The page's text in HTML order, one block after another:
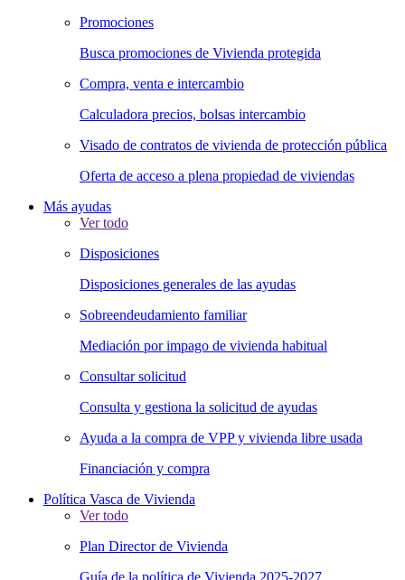
Promociones
Busca promociones de Vivienda protegida
Compra, venta e intercambio
Calculadora precios, bolsas intercambio
Visado de contratos de vivienda de protección pública
Oferta de acceso a plena propiedad de viviendas
Más ayudas
Ver todo
Disposiciones
Disposiciones generales de las ayudas
Sobreendeudamiento familiar
Mediación por impago de vivienda habitual
Consultar solicitud
Consulta y gestiona la solicitud de ayudas
Ayuda a la compra de VPP y vivienda libre usada
Financiación y compra
Política Vasca de Vivienda
Ver todo
Plan Director de Vivienda
Guía de la política de Vivienda 2025-2027